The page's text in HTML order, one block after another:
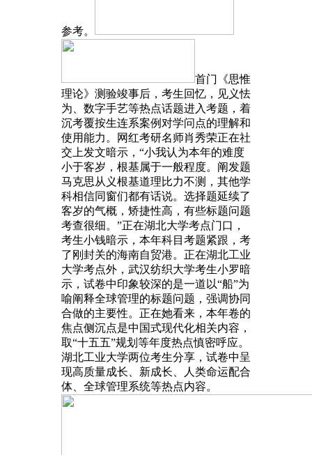
参考。
首门《思惟
理论》测验竣事后，考生回忆，见义怯
为、数字手艺等热点话题进入考题，着
沉考覆按生连系案例对学问点的理解和
使用能力。网红考研名师肖秀荣正在社
交上发文暗示，“小我认为本年的难度
小于客岁，根基属于一般程度。阐发题
马克思从义根基道理比力不测，其他学
科相信同窗们都有话说。选择题延续了
客岁的气概，矫捷性高，有些标题问题
考查很细。”正在湖北大学考点门口，
考生小钱暗示，本年科目考题紧跟，考
了刚封关的海南自贸港。正在湖北工业
大学考点外，武汉纺织大学考生小罗暗
示，试卷中印象较深的是一道以“船”为
喻阐释全球管理的标题问题，强调协同
合做的主要性。正在她看来，本年卷的
焦点侧沉点是中国式现代化相关内容，
取“十五五”规划等年度热点慎密呼应。
湖北工业大学两位考生分享，试卷中呈
现高质量成长、新成长、人类命运配合
体、全球管理系统等热点内容。